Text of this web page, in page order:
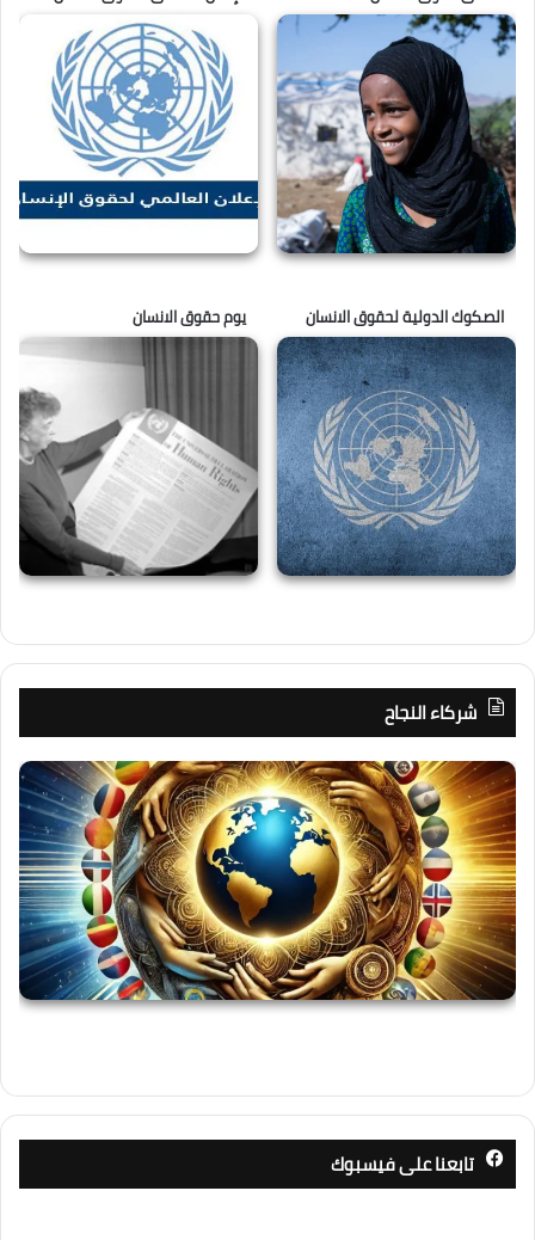
الصكوك الدولية لحقوق الانسان يوم حقوق الانسان
شركاء النجاح
تابعنا على فيسبوك